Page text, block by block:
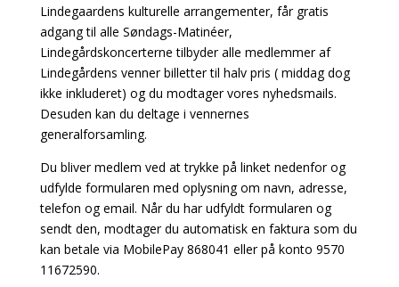
Lindegaardens kulturelle arrangementer, får gratis
adgang til alle Søndags-Matinéer,
Lindegårdskoncerterne tilbyder alle medlemmer af
Lindegårdens venner billetter til halv pris ( middag dog
ikke inkluderet) og du modtager vores nyhedsmails.
Desuden kan du deltage i vennernes
generalforsamling.
Du bliver medlem ved at trykke på linket nedenfor og
udfylde formularen med oplysning om navn, adresse,
telefon og email.​​ Når du har udfyldt formularen og
sendt den, modtager du automatisk en faktura som du
kan betale via MobilePay 868041 eller på konto 9570
11672590.